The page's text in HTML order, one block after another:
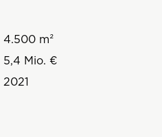
4.500 m²
5,4 Mio. €
2021